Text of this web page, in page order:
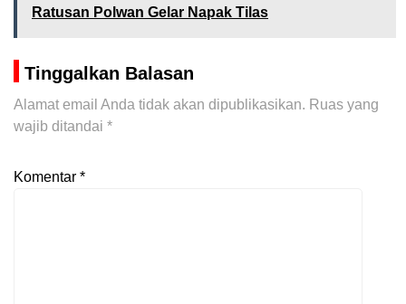
Ratusan Polwan Gelar Napak Tilas
Tinggalkan Balasan
Alamat email Anda tidak akan dipublikasikan. Ruas yang
wajib ditandai *
Komentar *